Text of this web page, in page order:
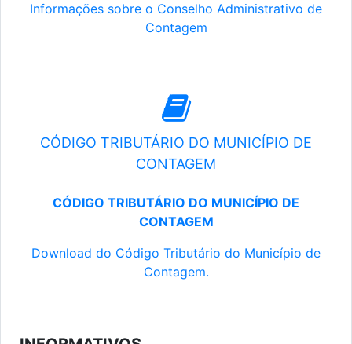
Informações sobre o Conselho Administrativo de
Contagem
CÓDIGO TRIBUTÁRIO DO MUNICÍPIO DE
CONTAGEM
CÓDIGO TRIBUTÁRIO DO MUNICÍPIO DE
CONTAGEM
Download do Código Tributário do Município de
Contagem.